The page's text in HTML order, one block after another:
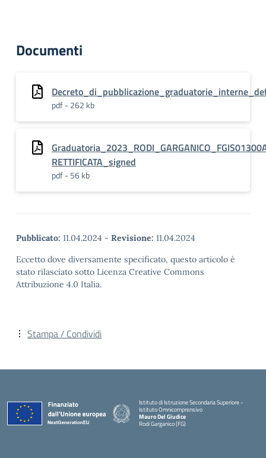
Documenti
pdf - 262 kb
RETTIFICATA_signed
pdf - 56 kb
Pubblicato: 11.04.2024 - Revisione: 11.04.2024
Eccetto dove diversamente specificato, questo articolo è
stato rilasciato sotto Licenza Creative Commons
Attribuzione 4.0 Italia.
Stampa / Condividi
Istituto di Istruzione Secondaria Superiore -
Istituto Omnicomprensivo
Mauro Del Giudice
Rodi Garganico (FG)
— Visita la pagina iniziale della scuola